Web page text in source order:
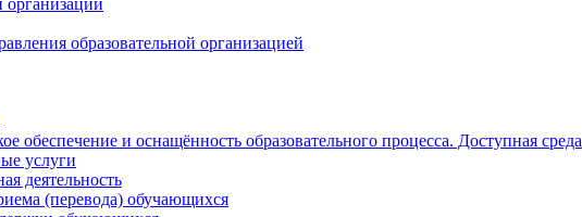
образовательной организацией
обеспечение и оснащённость образовательного процесса. Доступная среда
услуги
деятельность
(перевода) обучающихся